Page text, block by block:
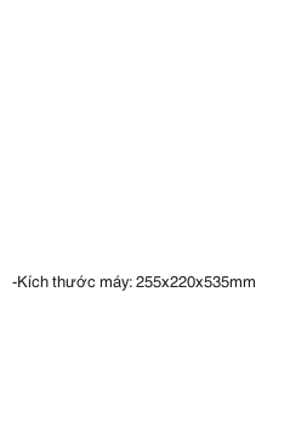
-Kích thước máy: 255x220x535mm